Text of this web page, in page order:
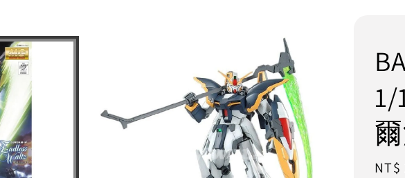
1/
NT$